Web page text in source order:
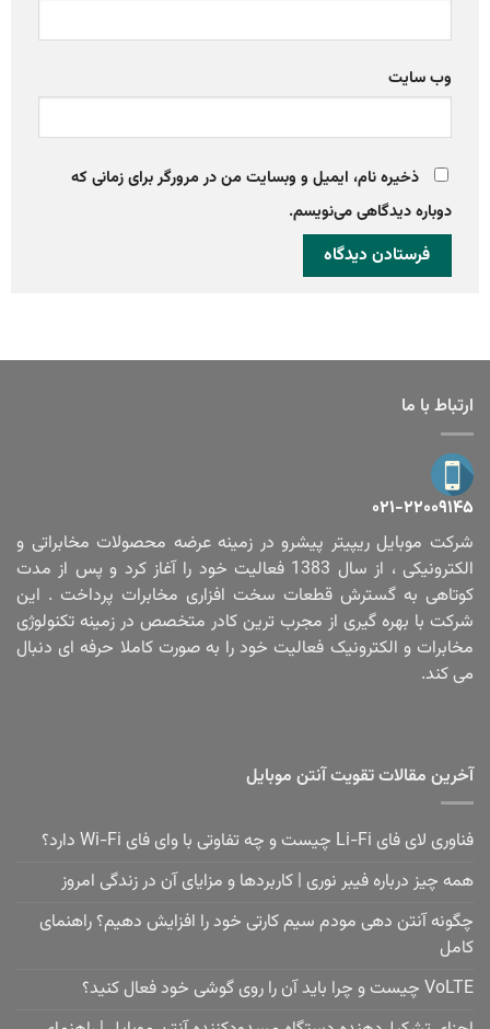
وب‌ سایت
ذخیره نام، ایمیل و وبسایت من در مرورگر برای زمانی که
دوباره دیدگاهی می‌نویسم.
ارتباط با ما
۰۲۱-۲۲۰۰۹۱۴۵
شرکت موبایل ریپیتر پیشرو در زمینه عرضه محصولات مخابراتی و
الکترونیکی ، از سال 1383 فعالیت خود را آغاز کرد و پس از مدت
کوتاهی به گسترش قطعات سخت افزاری مخابرات پرداخت . این
شرکت با بهره گیری از مجرب ترین کادر متخصص در زمینه تکنولوژی
مخابرات و الکترونیک فعالیت خود را به صورت کاملا حرفه ای دنبال
می کند.
آخرین مقالات تقویت آنتن موبایل
فناوری لای فای Li-Fi چیست و چه تفاوتی با وای فای Wi-Fi دارد؟
همه چیز درباره فیبر نوری | کاربردها و مزایای آن در زندگی امروز
چگونه آنتن دهی مودم سیم کارتی خود را افزایش دهیم؟ راهنمای
کامل
VoLTE چیست و چرا باید آن را روی گوشی خود فعال کنید؟